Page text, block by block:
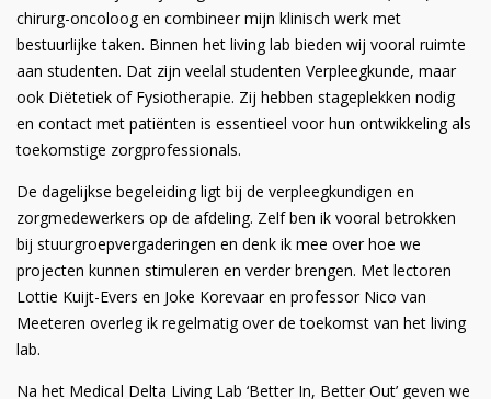
chirurg-oncoloog en combineer mijn klinisch werk met
bestuurlijke taken. Binnen het living lab bieden wij vooral ruimte
aan studenten. Dat zijn veelal studenten Verpleegkunde, maar
ook Diëtetiek of Fysiotherapie. Zij hebben stageplekken nodig
en contact met patiënten is essentieel voor hun ontwikkeling als
toekomstige zorgprofessionals.
De dagelijkse begeleiding ligt bij de verpleegkundigen en
zorgmedewerkers op de afdeling. Zelf ben ik vooral betrokken
bij stuurgroepvergaderingen en denk ik mee over hoe we
projecten kunnen stimuleren en verder brengen. Met lectoren
Lottie Kuijt-Evers en Joke Korevaar en professor Nico van
Meeteren overleg ik regelmatig over de toekomst van het living
lab.
Na het Medical Delta Living Lab ‘Better In, Better Out’ geven we